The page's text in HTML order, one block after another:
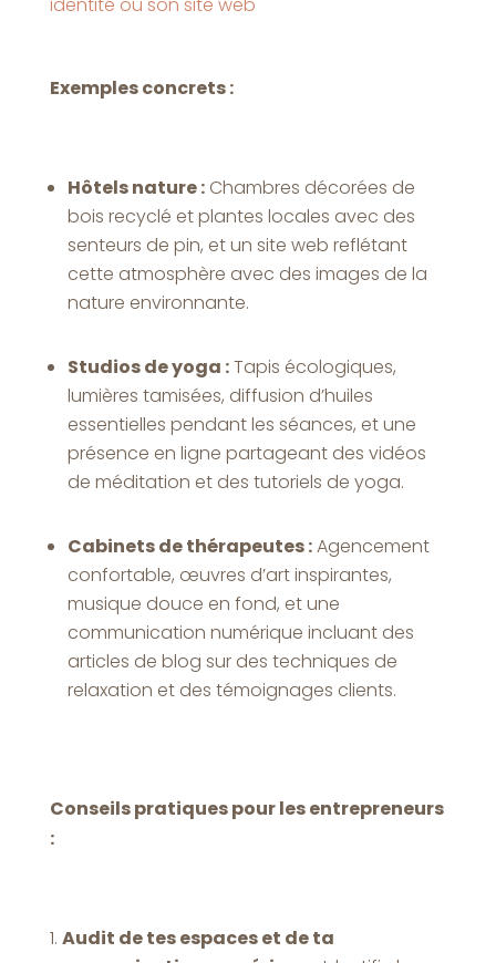
Exemples concrets :
Hôtels nature :Chambres décorées de
bois recyclé et plantes locales avec des
senteurs de pin, et un site web reflétant
cette atmosphère avec des images de la
nature environnante.
Studios de yoga :Tapis écologiques,
lumières tamisées, diffusion d’huiles
essentielles pendant les séances, et une
présence en ligne partageant des vidéos
de méditation et des tutoriels de yoga.
Cabinets de thérapeutes :Agencement
confortable, œuvres d’art inspirantes,
musique douce en fond, et une
communication numérique incluant des
articles de blog sur des techniques de
relaxation et des témoignages clients.
Conseils pratiques pour les entrepreneurs
:
Audit de tes espaces et de ta